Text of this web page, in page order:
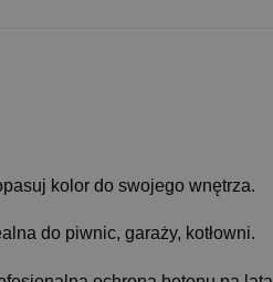
kolor do swojego wnętrza.
do piwnic, garaży, kotłowni.